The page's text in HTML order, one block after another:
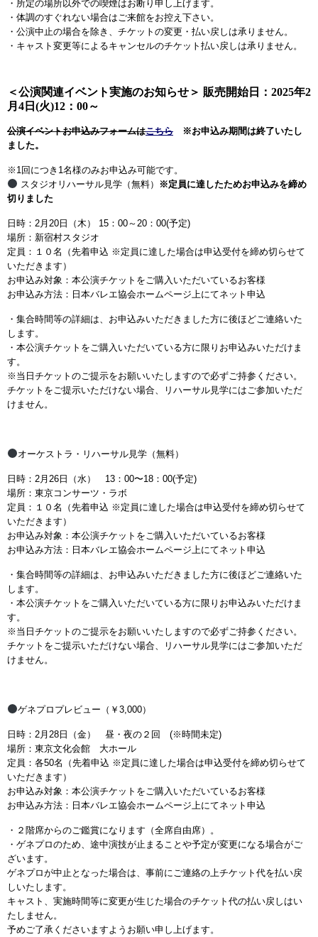
・所定の場所以外での喫煙はお断り申し上げます。
・体調のすぐれない場合はご来館をお控え下さい。
・公演中止の場合を除き、チケットの変更・払い戻しは承りません。
・キャスト変更等によるキャンセルのチケット払い戻しは承りません。
＜公演関連イベント実施のお知らせ＞ 販売開始日：2025年2
月4日(火)12：00～
公演イベントお申込みフォームはこちら ※お申込み期間は終了いたし
ました。
※1回につき1名様のみお申込み可能です。
スタジオリハーサル見学（無料）
※定員に達したためお申込みを締め
切りました
日時：2月20日（木） 15：00～20：00(予定)
場所：新宿村スタジオ
定員：１０名（先着申込 ※定員に達した場合は申込受付を締め切らせて
いただきます）
お申込み対象：本公演チケットをご購入いただいているお客様
お申込み方法：日本バレエ協会ホームページ上にてネット申込
・集合時間等の詳細は、お申込みいただきました方に後ほどご連絡いた
します。
・本公演チケットをご購入いただいている方に限りお申込みいただけま
す。
※当日チケットのご提示をお願いいたしますので必ずご持参ください。
チケットをご提示いただけない場合、リハーサル見学にはご参加いただ
けません。
オーケストラ・リハーサル見学（無料）
日時：2月26日（水） 13：00〜18：00(予定)
場所：東京コンサーツ・ラボ
定員：１０名（先着申込 ※定員に達した場合は申込受付を締め切らせて
いただきます）
お申込み対象：本公演チケットをご購入いただいているお客様
お申込み方法：日本バレエ協会ホームページ上にてネット申込
・集合時間等の詳細は、お申込みいただきました方に後ほどご連絡いた
します。
・本公演チケットをご購入いただいている方に限りお申込みいただけま
す。
※当日チケットのご提示をお願いいたしますので必ずご持参ください。
チケットをご提示いただけない場合、リハーサル見学にはご参加いただ
けません。
ゲネプロプレビュー（￥3,000）
日時：2月28日（金） 昼・夜の２回 (※時間未定)
場所：東京文化会館 大ホール
定員：各50名（先着申込 ※定員に達した場合は申込受付を締め切らせて
いただきます）
お申込み対象：本公演チケットをご購入いただいているお客様
お申込み方法：日本バレエ協会ホームページ上にてネット申込
・２階席からのご鑑賞になります（全席自由席）。
・ゲネプロのため、途中演技が止まることや予定が変更になる場合がご
ざいます。
ゲネプロが中止となった場合は、事前にご連絡の上チケット代を払い戻
しいたします。
キャスト、実施時間等に変更が生じた場合のチケット代の払い戻しはい
たしません。
予めご了承くださいますようお願い申し上げます。